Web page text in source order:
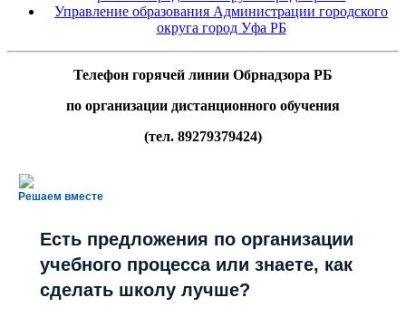
Управление образования Администрации городского
округа город Уфа РБ
Телефон горячей линии Обрнадзора РБ
по организации дистанционного обучения
(тел. 89279379424)
Решаем вместе
Есть предложения по организации
учебного процесса или знаете, как
сделать школу лучше?